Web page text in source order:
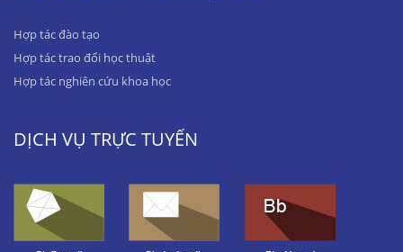
Hợp tác đào tạo
Hợp tác trao đổi học thuật
Hợp tác nghiên cứu khoa học
DỊCH VỤ TRỰC TUYẾN